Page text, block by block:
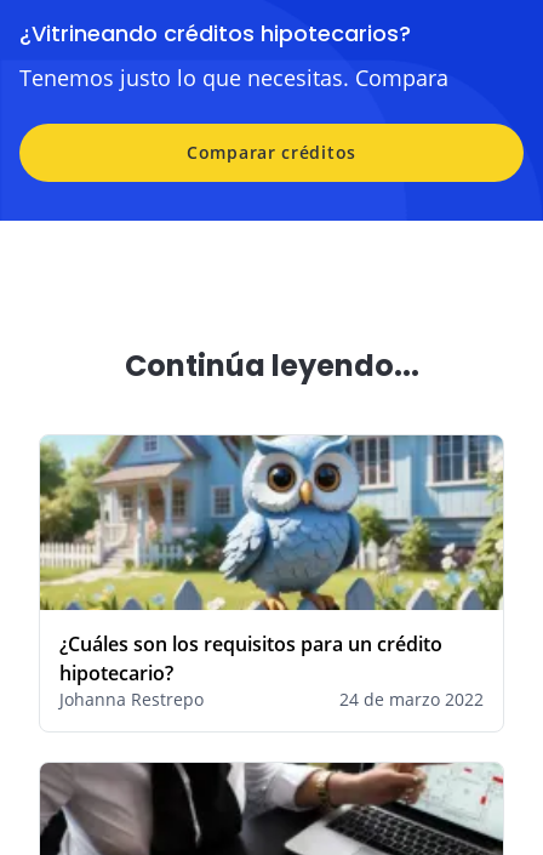
¿Vitrineando créditos hipotecarios?
Tenemos justo lo que necesitas. Compara
Comparar créditos
Continúa leyendo...
¿Cuáles son los requisitos para un crédito
hipotecario?
Johanna Restrepo 24 de marzo 2022